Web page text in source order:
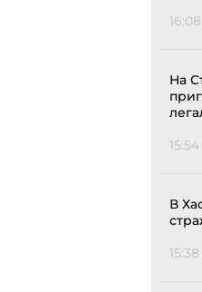
16:08
На
15:54
В
15:38